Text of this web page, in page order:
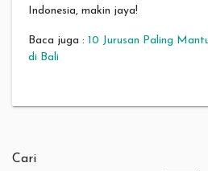
Indonesia, makin jaya!
Baca juga : 10 Jurusan Paling
di Bali
Cari